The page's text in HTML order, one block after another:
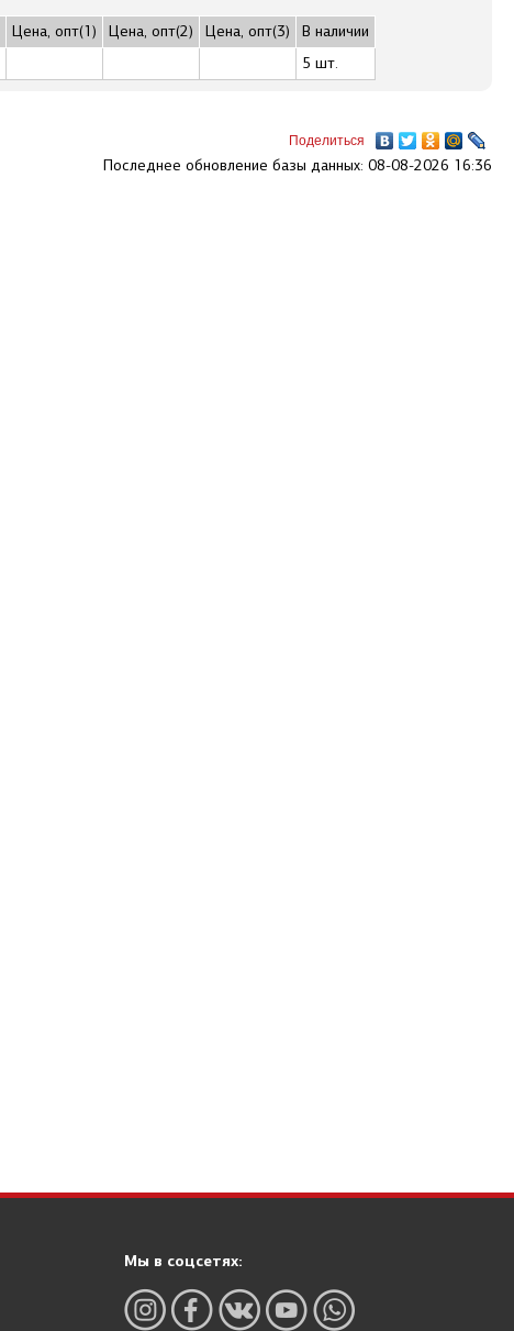
Цена, опт(1) Цена, опт(2) Цена, опт(3)
В наличии
5 шт.
Поделиться
Последнее обновление базы данных: 08-08-2026 16:36
Мы в соцсетях: